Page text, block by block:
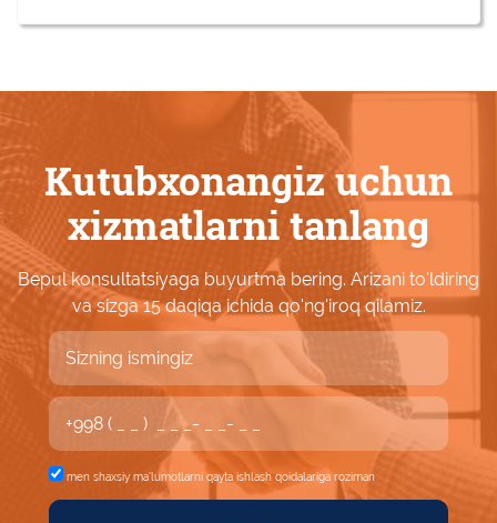
Kutubxonangiz uchun
xizmatlarni tanlang
Bepul konsultatsiyaga buyurtma bering. Arizani to'ldiring
va sizga 15 daqiqa ichida qo'ng'iroq qilamiz.
men shaxsiy ma'lumotlarni qayta ishlash qoidalariga roziman